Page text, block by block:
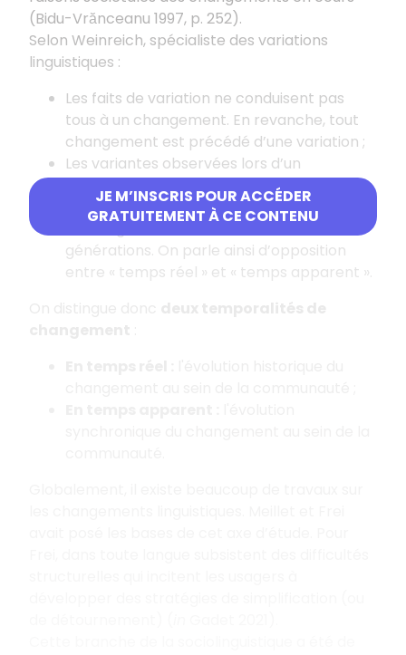
JE M’INSCRIS POUR ACCÉDER
GRATUITEMENT À CE CONTENU
(Bidu-Vrănceanu 1997, p. 252).
Selon Weinreich, spécialiste des variations
linguistiques :
Les faits de variation ne conduisent pas
tous à un changement. En revanche, tout
changement est précédé d’une variation ;
Les variantes observées lors d’un
changement linguistique doivent faire
l’objet d’évaluations sociolinguistiques ;
générations. On parle ainsi d’opposition
entre « temps réel » et « temps apparent ».